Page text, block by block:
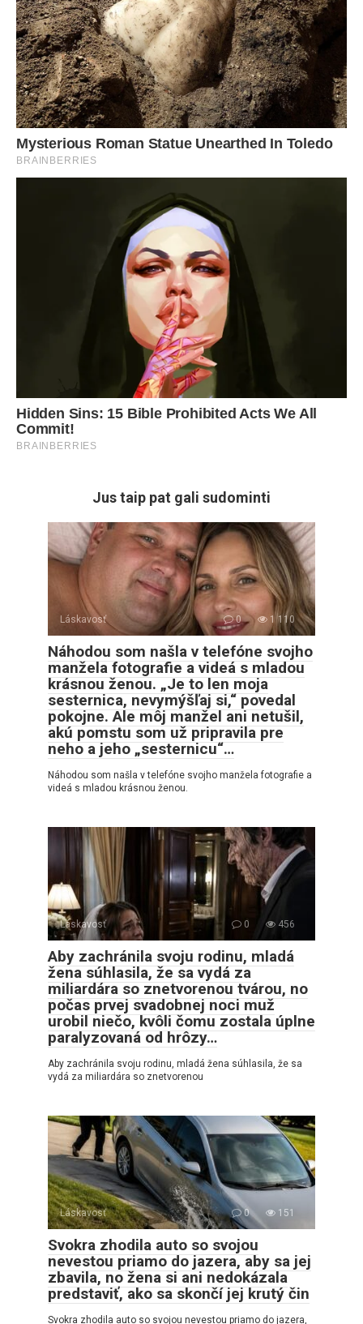
Jus taip pat gali sudominti
Láskavosť 0 1 110
Náhodou som našla v telefóne svojho
manžela fotografie a videá s mladou
krásnou ženou. „Je to len moja
sesternica, nevymýšľaj si,“ povedal
pokojne. Ale môj manžel ani netušil,
akú pomstu som už pripravila pre
neho a jeho „sesternicu“…
Náhodou som našla v telefóne svojho manžela fotografie a
videá s mladou krásnou ženou.
Láskavosť 0 456
Aby zachránila svoju rodinu, mladá
žena súhlasila, že sa vydá za
miliardára so znetvorenou tvárou, no
počas prvej svadobnej noci muž
urobil niečo, kvôli čomu zostala úplne
paralyzovaná od hrôzy…
Aby zachránila svoju rodinu, mladá žena súhlasila, že sa
vydá za miliardára so znetvorenou
Láskavosť 0 151
Svokra zhodila auto so svojou
nevestou priamo do jazera, aby sa jej
zbavila, no žena si ani nedokázala
predstaviť, ako sa skončí jej krutý čin
Svokra zhodila auto so svojou nevestou priamo do jazera,